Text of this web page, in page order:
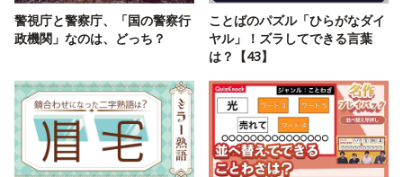
警視庁と警察庁、「国の警察行
政機関」なのは、どっち？
ことばのパズル「ひらがなダイ
ヤル」！ズラしてできる言葉
は？【43】